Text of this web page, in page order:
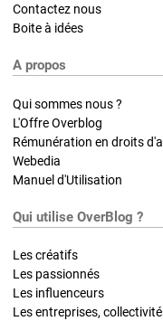
Contactez nous
Boite à idées
A propos
Qui sommes nous ?
L'Offre Overblog
Rémunération en droits
Webedia
Manuel d'Utilisation
Qui utilise OverBlog ?
Les créatifs
Les passionnés
Les influenceurs
Les entreprises,